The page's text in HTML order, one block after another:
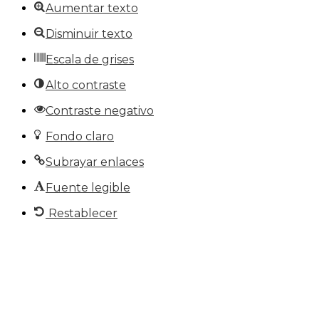
Aumentar texto
Disminuir texto
Escala de grises
Alto contraste
Contraste negativo
Fondo claro
Subrayar enlaces
Fuente legible
Restablecer